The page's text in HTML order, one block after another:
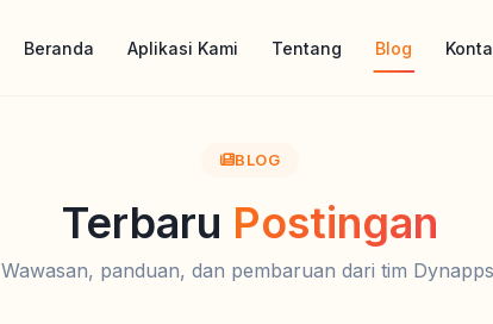
Beranda Aplikasi Kami Tentang Blog
BLOG
Terbaru Postingan
Wawasan, panduan, dan pembaruan dari tim